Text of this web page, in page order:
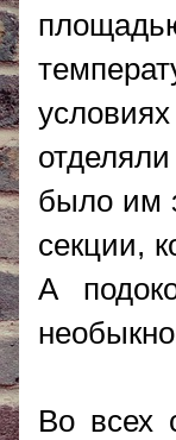
было им
секции,
А
Во всех